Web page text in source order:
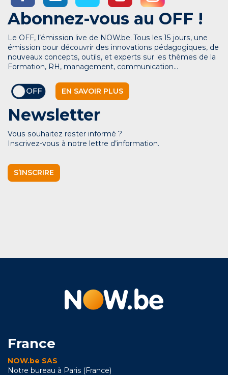
Abonnez-vous au OFF !
Le OFF, l’émission live de NOW.be. Tous les 15 jours, une
émission pour découvrir des innovations pédagogiques, de
nouveaux concepts, outils, et experts sur les thèmes de la
Formation, RH, management, communication…
EN SAVOIR PLUS
Newsletter
Vous souhaitez rester informé ?
Inscrivez-vous à notre lettre d’information.
S’INSCRIRE
France
NOW.be SAS
Notre bureau à Paris (France)